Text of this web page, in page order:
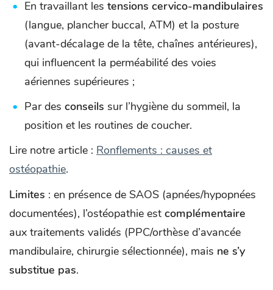
En travaillant les tensions cervico-mandibulaires
(langue, plancher buccal, ATM) et la posture
(avant-décalage de la tête, chaînes antérieures),
qui influencent la perméabilité des voies
aériennes supérieures ;
Par des conseils sur l’hygiène du sommeil, la
position et les routines de coucher.
Lire notre article : Ronflements : causes et
ostéopathie.
Limites : en présence de SAOS (apnées/hypopnées
documentées), l’ostéopathie est complémentaire
aux traitements validés (PPC/orthèse d’avancée
mandibulaire, chirurgie sélectionnée), mais ne s’y
substitue pas.